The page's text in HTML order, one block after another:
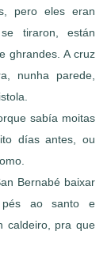
pero eles eran
tiraron, están
ghrandes. A cruz
nunha parede,
sabía moitas
días antes, ou
Bernabé baixar
pés ao santo e
caldeiro, pra que